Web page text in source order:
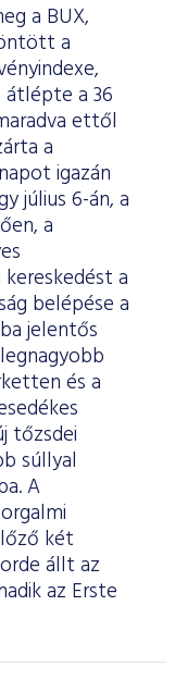
a BUX,
a
a 36
ettől
a
igazán
július 6-án, a
a
a
belépése a
jelentős
és a
tőzsdei
súllyal
A
két
állt az
az Erste